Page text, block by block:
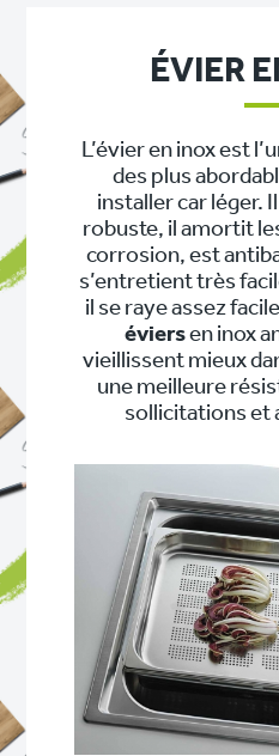
ÉVIER
L’évier en inox est
des plus
installer car léger.
robuste, il amortit
corrosion, est
s’entretient très
il se raye assez
éviersen inox
vieillissent mieux
une meilleure
sollicitations et